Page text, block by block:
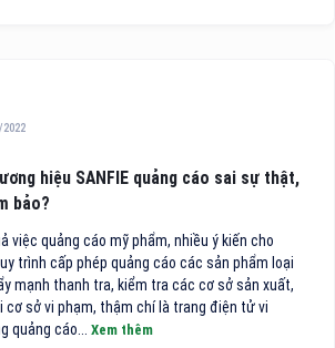
2022
hiệu SANFIE quảng cáo sai sự thật,
bảo?
việc quảng cáo mỹ phẩm, nhiều ý kiến cho
trình cấp phép quảng cáo các sản phẩm loại
mạnh thanh tra, kiểm tra các cơ sở sản xuất,
cơ sở vi phạm, thậm chí là trang điện tử vi
quảng cáo... Xem thêm